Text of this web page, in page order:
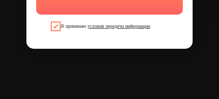
Я принимаю условия передачи информации